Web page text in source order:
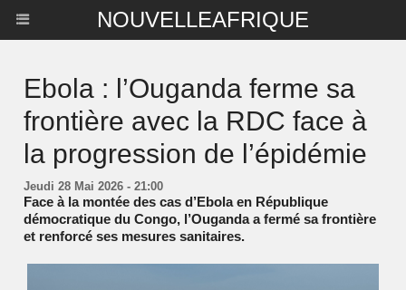
NOUVELLEAFRIQUE
Ebola : l’Ouganda ferme sa
frontière avec la RDC face à
la progression de l’épidémie
Jeudi 28 Mai 2026 - 21:00
Face à la montée des cas d’Ebola en République
démocratique du Congo, l’Ouganda a fermé sa frontière
et renforcé ses mesures sanitaires.